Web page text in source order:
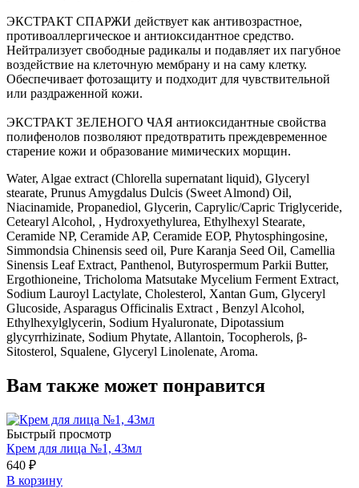
ЭКСТРАКТ СПАРЖИ действует как антивозрастное,
противоаллергическое и антиоксидантное средство.
Нейтрализует свободные радикалы и подавляет их пагубное
воздействие на клеточную мембрану и на саму клетку.
Обеспечивает фотозащиту и подходит для чувствительной
или раздраженной кожи.
ЭКСТРАКТ ЗЕЛЕНОГО ЧАЯ антиоксидантные свойства
полифенолов позволяют предотвратить преждевременное
старение кожи и образование мимических морщин.
Water, Algae extract (Chlorella supernatant liquid), Glyceryl
stearate, Prunus Amygdalus Dulcis (Sweet Almond) Oil,
Niacinamide, Propanediol, Glycerin, Caprylic/Capric Triglyceride,
Cetearyl Alcohol, , Hydroxyethylurea, Ethylhexyl Stearate,
Ceramide NP, Ceramide AP, Ceramide EOP, Phytosphingosine,
Simmondsia Chinensis seed oil, Pure Karanja Seed Oil, Camellia
Sinensis Leaf Extract, Panthenol, Butyrospermum Parkii Butter,
Ergothioneine, Tricholoma Matsutake Mycelium Ferment Extract,
Sodium Lauroyl Lactylate, Cholesterol, Xantan Gum, Glyceryl
Glucoside, Asparagus Officinalis Extract , Benzyl Alcohol,
Ethylhexylglycerin, Sodium Hyaluronate, Dipotassium
glycyrrhizinate, Sodium Phytate, Allantoin, Tocopherols, β-
Sitosterol, Squalene, Glyceryl Linolenate, Aroma.
Вам также может понравится
Быстрый просмотр
Крем для лица №1, 43мл
640 ₽
В корзину